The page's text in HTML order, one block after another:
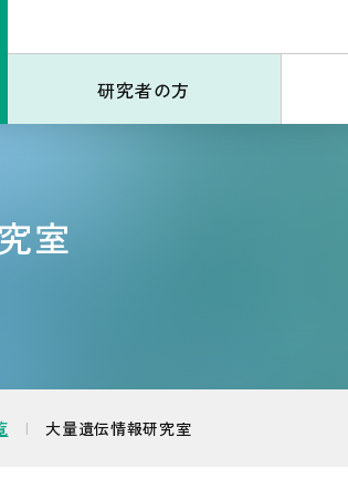
研究者の方
室
大量遺伝情報研究室